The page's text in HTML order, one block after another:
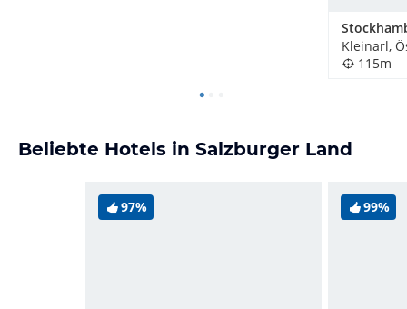
Kleinarl,
115m
Beliebte Hotels in Salzburger Land
97% 99%